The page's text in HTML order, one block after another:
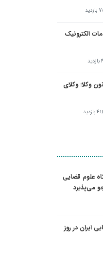
الکترونیک
وکلا: وکلای
علوم قضایی
می‌پذیرد
ایران در روز